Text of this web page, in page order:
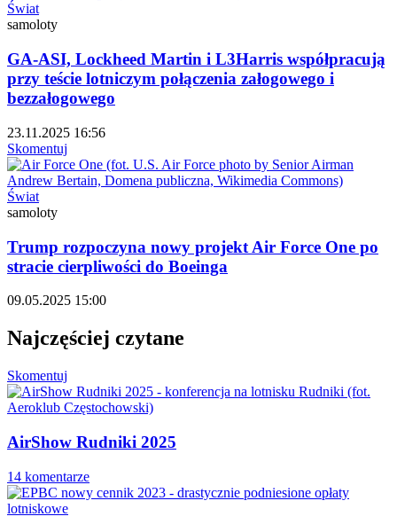
Świat
samoloty
GA-ASI, Lockheed Martin i L3Harris współpracują
przy teście lotniczym połączenia załogowego i
bezzałogowego
23.11.2025 16:56
Skomentuj
Świat
samoloty
Trump rozpoczyna nowy projekt Air Force One po
stracie cierpliwości do Boeinga
09.05.2025 15:00
Najczęściej czytane
Skomentuj
AirShow Rudniki 2025
14 komentarze